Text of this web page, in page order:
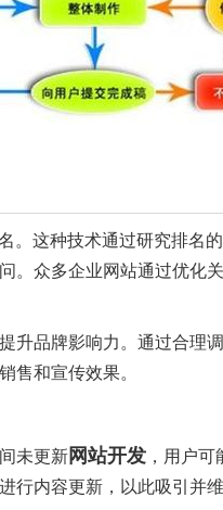
。这种技术通过研究排名
。众多企业网站通过优化
升品牌影响力。通过合理
售和宣传效果。
未更新网站开发 ，用户
行内容更新，以此吸引并维